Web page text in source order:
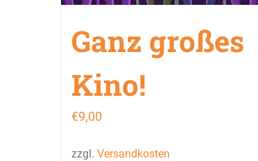
Ganz großes
Kino!
€9,00
zzgl. Versandkosten